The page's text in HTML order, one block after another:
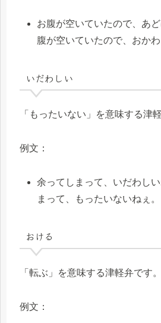
お腹が空いていたので、あ
腹が空いていたので、おかわ
いだわしい
「もったいない」を意味する津
例文：
余ってしまって、いだわし
まって、もったいないねぇ。
おける
「転ぶ」を意味する津軽弁です。
例文：